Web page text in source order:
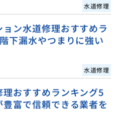
水道修理
ン水道修理おすすめラ
下漏水やつまりに強い
水道修理
おすすめランキング5
富で信頼できる業者を